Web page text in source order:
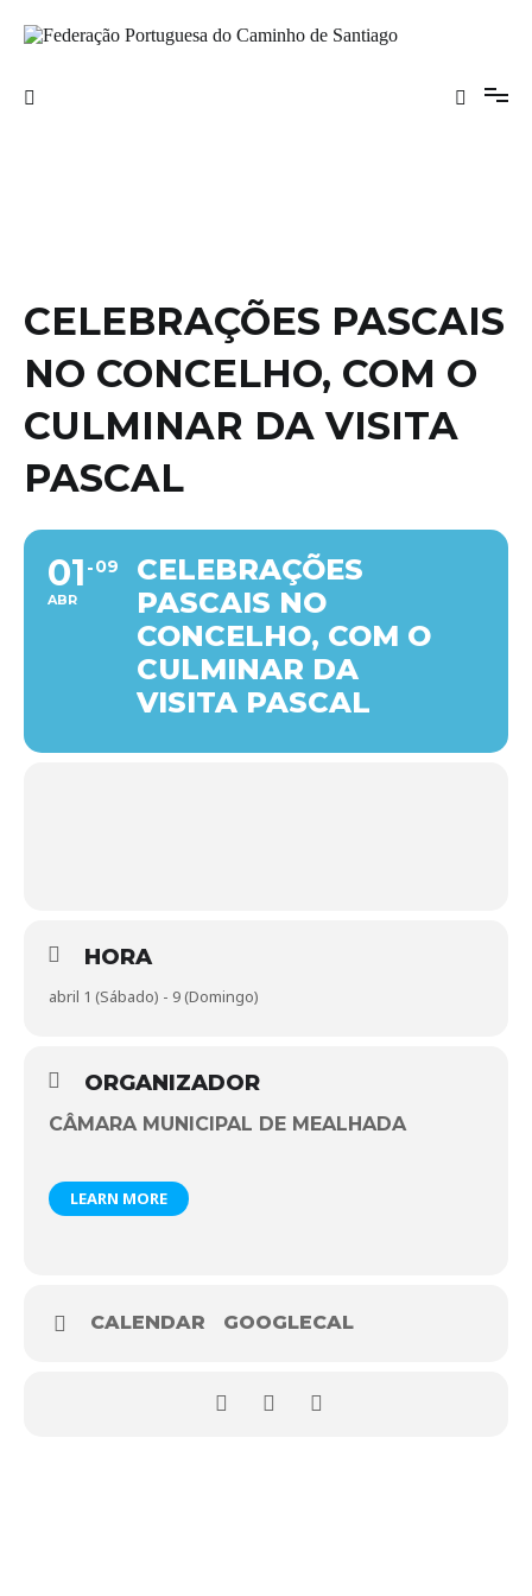
para
Santiago
CELEBRAÇÕES PASCAIS
NO CONCELHO, COM O
CULMINAR DA VISITA
PASCAL
01
ABR
09
CELEBRAÇÕES
PASCAIS NO
CONCELHO, COM O
CULMINAR DA
VISITA PASCAL
HORA
abril 1 (Sábado) - 9 (Domingo)
ORGANIZADOR
CÂMARA MUNICIPAL DE MEALHADA
LEARN MORE
CALENDAR GOOGLECAL